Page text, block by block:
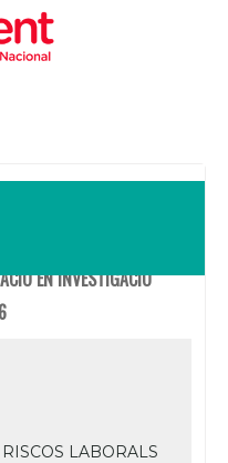
EN INVESTIGACIÓ
LABORALS